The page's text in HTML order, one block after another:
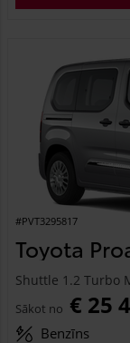
#PVT3295817
Toyota
Shuttle 1.2 Turbo
Sākot no € 25
Benzīns